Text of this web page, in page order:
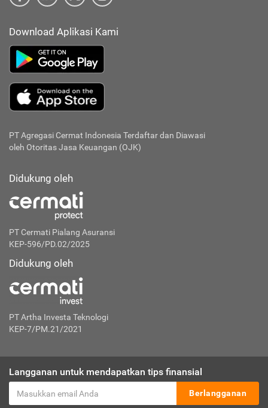
Download Aplikasi Kami
PT Agregasi Cermat Indonesia Terdaftar dan Diawasi
oleh Otoritas Jasa Keuangan (OJK)
Didukung oleh
PT Cermati Pialang Asuransi
KEP-596/PD.02/2025
Didukung oleh
PT Artha Investa Teknologi
KEP-7/PM.21/2021
Langganan untuk mendapatkan tips finansial
Berlangganan